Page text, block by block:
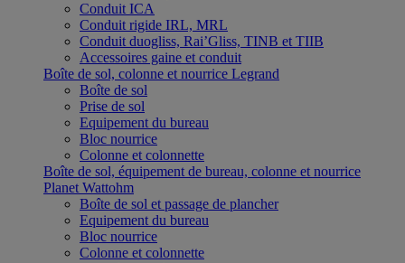
Conduit ICA
Conduit rigide IRL, MRL
Conduit duogliss, Rai’Gliss, TINB et TIIB
Accessoires gaine et conduit
Boîte de sol, colonne et nourrice Legrand
Boîte de sol
Prise de sol
Equipement du bureau
Bloc nourrice
Colonne et colonnette
Boîte de sol, équipement de bureau, colonne et nourrice
Planet Wattohm
Boîte de sol et passage de plancher
Equipement du bureau
Bloc nourrice
Colonne et colonnette